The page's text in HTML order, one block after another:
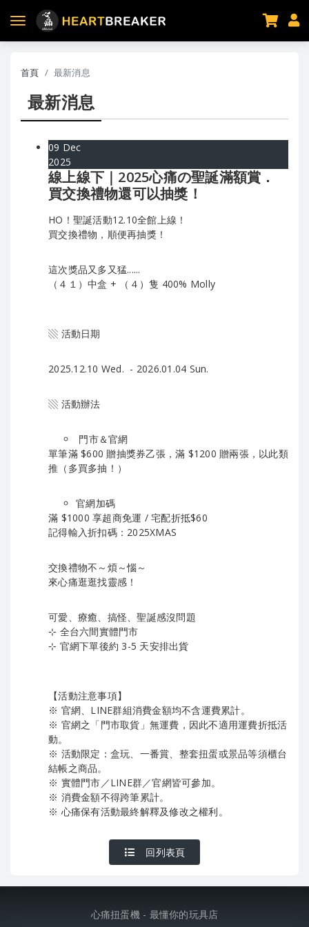
首頁 最新消息
最新消息
09 Dec
2025
線上線下｜2025心痛の聖誕滿額賞．
買交換禮物還可以抽獎！
HO！聖誕活動12.10全館上線！
買交換禮物，順便再抽獎！
這次獎品又多又猛......
（４１）中盒 + （４）隻 400% Molly
▧ 活動日期
2025.12.10 Wed. - 2026.01.04 Sun.
▧ 活動辦法
門市＆官網
單筆滿 $600 贈抽獎券乙張，滿 $1200 贈兩張，以此類
推（多買多抽！）
官網加碼
滿 $1000 享超商免運 / 宅配折抵$60
記得輸入折扣碼：2025XMAS
交換禮物不～煩～惱～
來心痛逛逛找靈感！
可愛、療癒、搞怪、聖誕感沒問題
⊹ 全台六間實體門市
⊹ 官網下單後約 3-5 天安排出貨​
【活動注意事項】
※ 官網、LINE群組消費金額均不含運費累計。
※ 官網之「門市取貨」無運費，因此不適用運費折抵活
動。
※ 活動限定：盒玩、一番賞、整套扭蛋或景品等須櫃台
結帳之商品。
※ 實體門市／LINE群／官網皆可參加。
※ 消費金額不得跨筆累計。
※ 心痛保有活動最終解釋及修改之權利。
回列表頁
心痛扭蛋機 - 最懂你的玩具店